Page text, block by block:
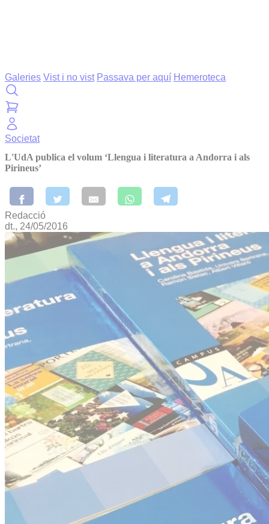
Galeries Vist i no vist Passava per aquí Hemeroteca
Societat
L'UdA publica el volum ‘Llengua i literatura a Andorra i als
Pirineus’
Redacció
dt., 24/05/2016